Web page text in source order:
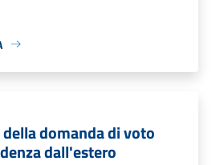
domanda di voto
dall'estero